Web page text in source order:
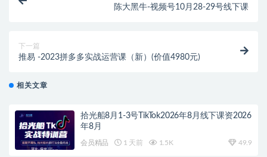
陈大黑牛-视频号10月28-29号线下课
下一篇
推易 -2023拼多多实战运营课（新）(价值4980元)
相关文章
拾光船8月1-3号TikTok2026年8月线下课资2026
年8月
会员精品 1 天前 1.5K 49.9